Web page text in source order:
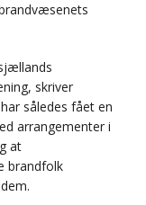
skriver
således fået en
arrangementer i
at
brandfolk